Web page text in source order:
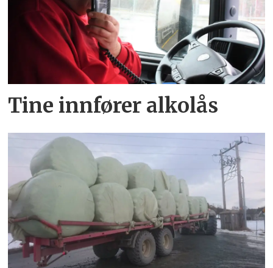
Tine innfører alkolås